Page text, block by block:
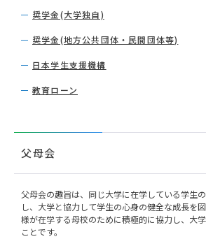
奨学金(大学独自)
奨学金(地方公共団体・民間団体等)
日本学生支援機構
教育ローン
父母会
父母会の趣旨は、同じ大学に在学している学生
し、大学と協力して学生の心身の健全な成長を
様が在学する母校のために積極的に協力し、大
ことです。